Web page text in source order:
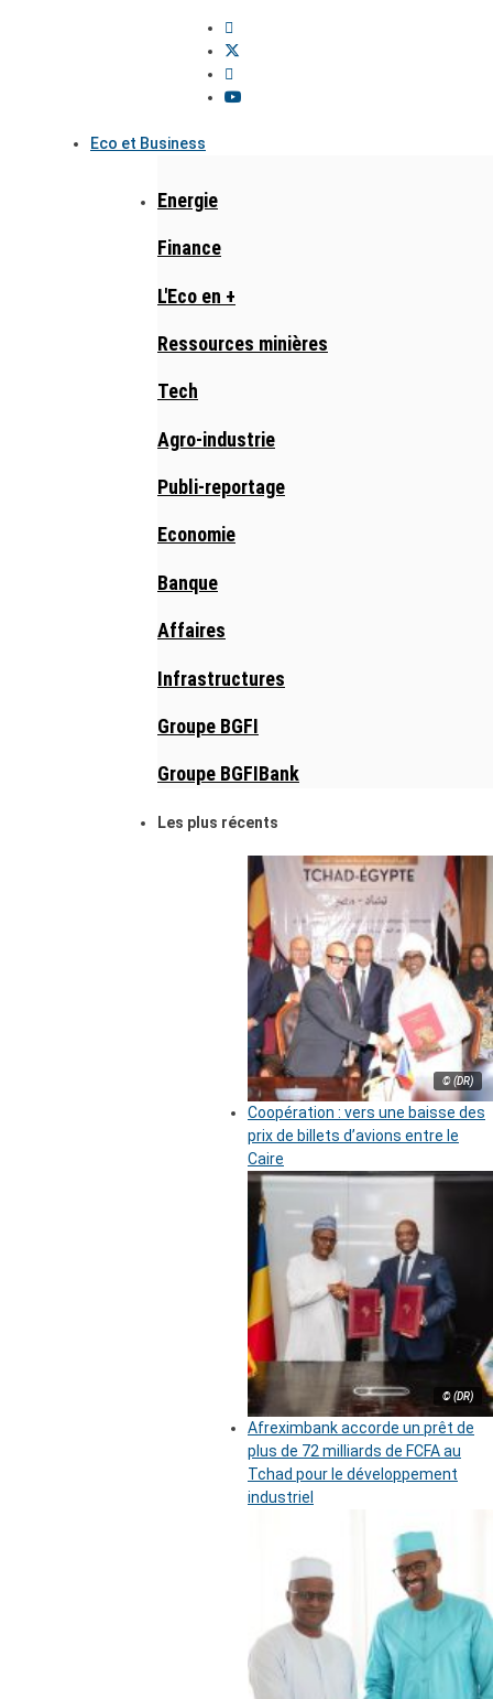
Eco et Business
Energie
Finance
L'Eco en +
Ressources minières
Tech
Agro-industrie
Publi-reportage
Economie
Banque
Affaires
Infrastructures
Groupe BGFI
Groupe BGFIBank
Les plus récents
© (DR)
Coopération : vers une baisse des
prix de billets d’avions entre le
Caire
© (DR)
Afreximbank accorde un prêt de
plus de 72 milliards de FCFA au
Tchad pour le développement
industriel